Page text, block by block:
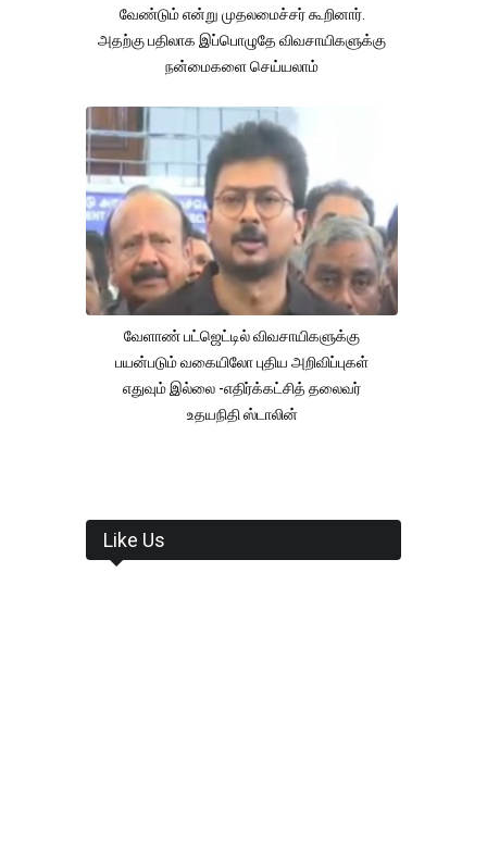
வேண்டும் என்று முதலமைச்சர் கூறினார்.
அதற்கு பதிலாக இப்பொழுதே விவசாயிகளுக்கு
நன்மைகளை செய்யலாம்
வேளாண் பட்ஜெட்டில் விவசாயிகளுக்கு
பயன்படும் வகையிலோ புதிய அறிவிப்புகள்
எதுவும் இல்லை -எதிர்க்கட்சித் தலைவர்
உதயநிதி ஸ்டாலின்
Like Us